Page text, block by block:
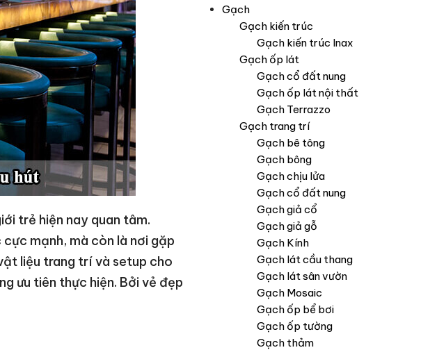
trẻ hiện nay quan tâm.
mạnh, mà còn là nơi gặp
liệu trang trí và setup cho
ưu tiên thực hiện. Bởi vẻ đẹp
Gạch
Gạch kiến trúc
Gạch kiến trúc Inax
Gạch ốp lát
Gạch cổ đất nung
Gạch ốp lát nội thất
Gạch Terrazzo
Gạch trang trí
Gạch bê tông
Gạch bông
Gạch chịu lửa
Gạch cổ đất nung
Gạch giả cổ
Gạch giả gỗ
Gạch Kính
Gạch lát cầu thang
Gạch lát sân vườn
Gạch Mosaic
Gạch ốp bể bơi
Gạch ốp tường
Gạch thảm